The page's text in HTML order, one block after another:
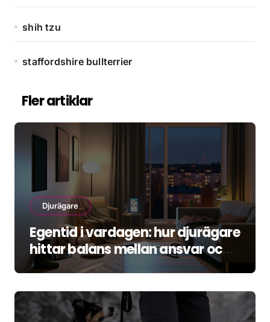
shih tzu
staffordshire bullterrier
Fler artiklar
Djurägare
Egentid i vardagen: hur djurägare
hittar balans mellan ansvar och
återhämtning